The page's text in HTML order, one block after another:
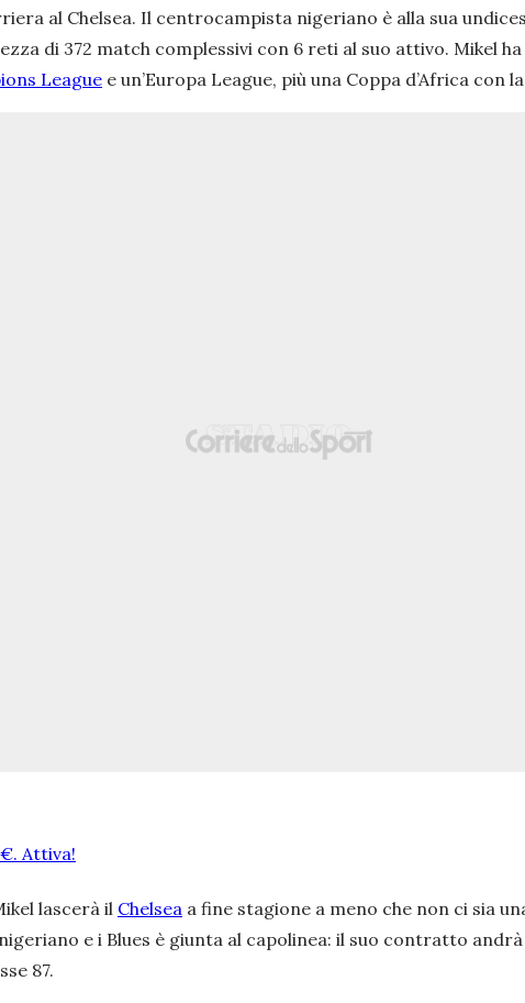
al Chelsea. Il centrocampista nigeriano è alla sua
di 372 match complessivi con 6 reti al suo attivo. Mikel
League e un’Europa League, più una Coppa d’Africa
Attiva!
lascerà il Chelsea a fine stagione a meno che non ci sia
e i Blues è giunta al capolinea: il suo contratto
87.